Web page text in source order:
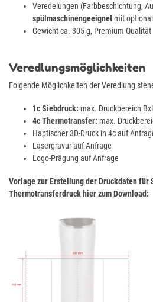
Veredelungen (Farbbeschichtung,
spülmaschinengeeignet mit
Gewicht ca. 305 g, Premium-Qualität
Veredlungsmöglichkeiten
Folgende Möglichkeiten der Veredlung
1c Siebdruck: max. Druckbereich
4c Thermotransfer: max.
Haptischer 3D-Druck in 4c auf
Lasergravur auf Anfrage
Logo-Prägung auf Anfrage
Vorlage zur Erstellung der Druckdaten für
Thermotransferdruck hier zum Download: